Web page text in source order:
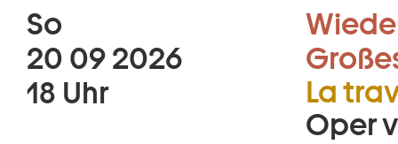
So
20 09 2026
18 Uhr
La
Oper